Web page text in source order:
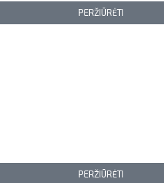
PERŽIŪRĖTI
PERŽIŪRĖTI